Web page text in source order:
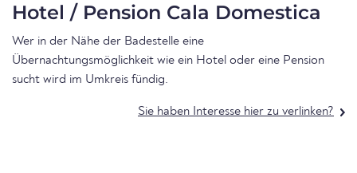
Hotel / Pension Cala Domestica
Wer in der Nähe der Badestelle eine
Übernachtungsmöglichkeit wie ein Hotel oder eine Pension
sucht wird im Umkreis fündig.
Sie haben Interesse hier zu verlinken?